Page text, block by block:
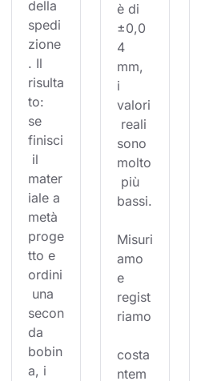
della
spedi
zione
. Il
risulta
to:
se
finisci
il
mater
iale a
metà
proge
tto e
ordini
una
secon
da
bobin
a, i
è di
±0,0
4
mm,
i
valori
reali
sono
molto
più
bassi.
Misuri
amo
e
regist
riamo
costa
ntem